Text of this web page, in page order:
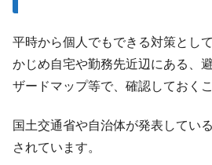
平時から個人でもできる対策とし
かじめ自宅や勤務先近辺にある、
ザードマップ等で、確認しておくこ
国土交通省や自治体が発表してい
されています。